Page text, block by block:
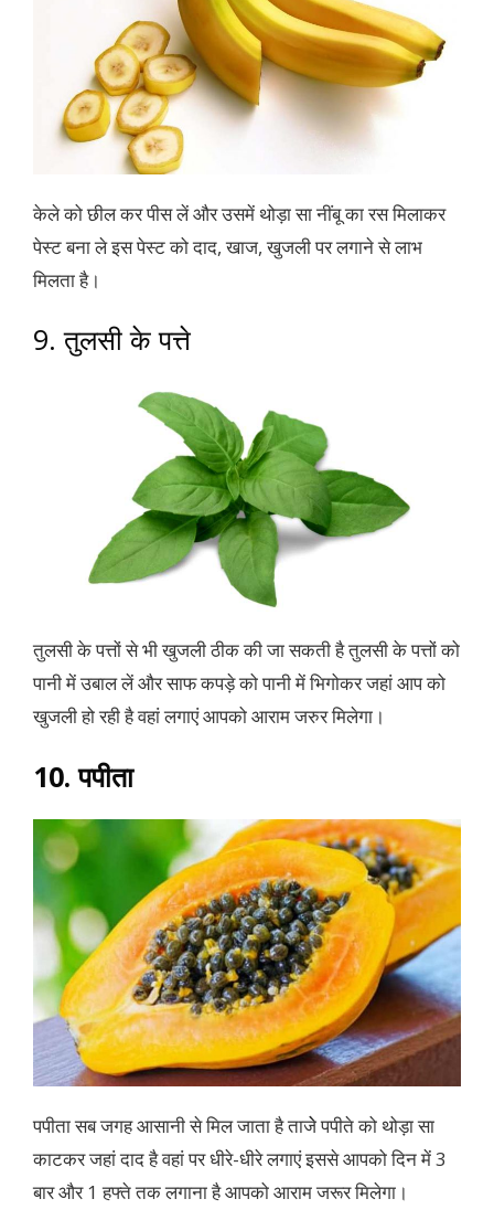
केले को छील कर पीस लें और उसमें थोड़ा सा नींबू का रस मिलाकर
पेस्ट बना ले इस पेस्ट को दाद, खाज, खुजली पर लगाने से लाभ
मिलता है।
9. तुलसी के पत्ते
तुलसी के पत्तों से भी खुजली ठीक की जा सकती है तुलसी के पत्तों को
पानी में उबाल लें और साफ कपड़े को पानी में भिगोकर जहां आप को
खुजली हो रही है वहां लगाएं आपको आराम जरुर मिलेगा।
10. पपीता
पपीता सब जगह आसानी से मिल जाता है ताजेे पपीते को थोड़ा सा
काटकर जहां दाद है वहां पर धीरे-धीरे लगाएं इससे आपको दिन में 3
बार और 1 हफ्ते तक लगाना है आपको आराम जरूर मिलेगा।